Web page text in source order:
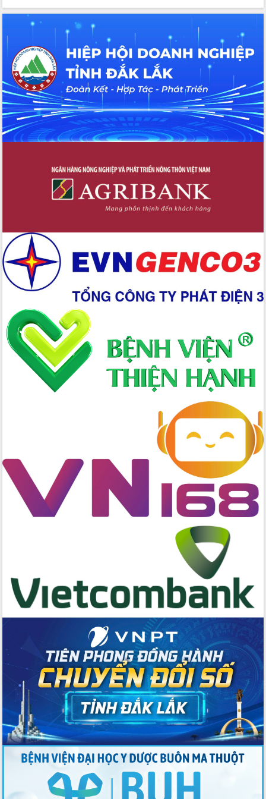
Tập huấn ứng dụng trí tuệ nhân tạo (AI)
trong thương mại điện tử năm 2026
Đoàn đại biểu Quốc hội tỉnh Đắk Lắk
trao đổi thông tin trước Kỳ họp thứ
nhất, Quốc hội khóa XVI
Quyết liệt cải cách hành chính, khơi
thông nguồn lực phát triển
Nâng cao hiệu lực, hiệu quả HĐND
tỉnh thông qua hiện đại hóa hành chính
Xã Ea Phê gắn cải cách hành chính với
chuyển đổi số
Hồ Thị Nguyên Thảo làm việc tại Trung
tâm Phục vụ hành chính công xã Ea
Xây dựng nền hành chính số đồng
hành cùng nông dân dân, doanh nghiệp
Giai đoạn 2026-2030, Đắk Lắk phấn
đấu có 77% xã đạt chuẩn nông thôn
Chuyển đổi số 'mở đường' cho nông
nghiệp Đắk Lắk tăng trưởng bứt phá
Triển khai đồng bộ đo đạc, lập hồ sơ
địa chính, hoàn thiện cơ sở dữ liệu đất
đai
Ứng dụng sinh trắc học - Bước tiến
trong hành trình chuyển đổi số tại Đắk
Lắk
Đắk Lắk nâng cao hiệu quả công tác
Đảng từ Sổ tay đảng viên điện tử
cấp xã
Đắk Lắk phát động hưởng ứng Ngày
Quyền của người tiêu dùng Việt Nam
2026
Đẩy mạnh cải cách hành chính, quyết
Phó Bí thư Tỉnh ủy Đắk Lắk Đỗ Hữu
Huy giữ chức Bí thư Đảng ủy Ủy Ban
Nhân dân tỉnh
Bệnh án điện tử thúc đẩy chuyển đổi
Chuyển đổi số thư viện: Mở rộng
không gian tri thức trong thời đại số
Đánh giá, rút kinh nghiệm công tác tổ
chức diễn tập trước ngày bầu cử
Chương trình “Gặp gỡ hữu nghị –
Friendship Meeting New Year 2026”
Bầu cử Quốc hội và HĐND: Cử tri Đắk
Lắk gửi gắm niềm tin, kỳ vọng vào lá
phiếu
Đắk Lắk sẵn sàng các điều kiện cho
Ngày hội bầu cử đại biểu Quốc hội
khóa XVI và HĐND các cấp nhiệm kỳ